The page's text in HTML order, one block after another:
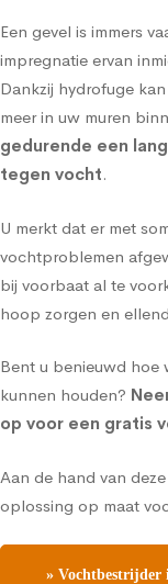
Een gevel is immers
impregnatie ervan
Dankzij hydrofuge
meer in uw muren
gedurende een
tegen vocht.
U merkt dat er met
vochtproblemen
bij voorbaat al te
hoop zorgen en
Bent u benieuwd hoe
kunnen houden?
op voor een gratis
Aan de hand van
oplossing op maat
» Vochtbestrijder